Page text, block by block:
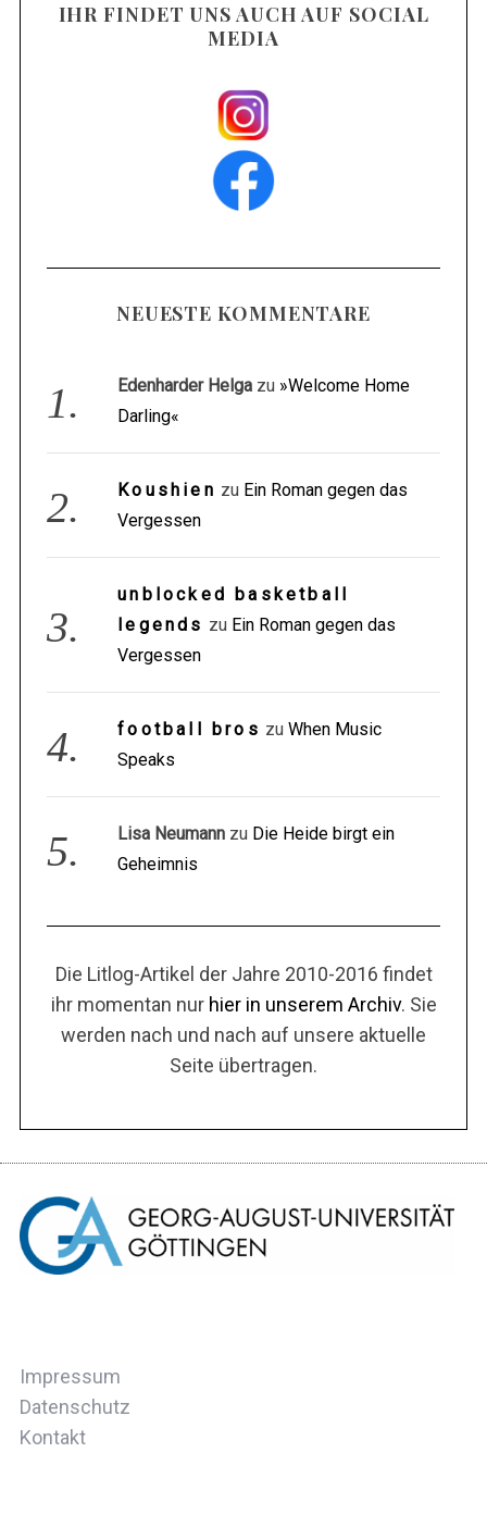
IHR FINDET UNS AUCH AUF SOCIAL
MEDIA
NEUESTE KOMMENTARE
Edenharder Helga zu »Welcome Home
Darling«
Koushien zu Ein Roman gegen das
Vergessen
unblocked basketball
legends zu Ein Roman gegen das
Vergessen
football bros zu When Music
Speaks
Lisa Neumann zu Die Heide birgt ein
Geheimnis
Die Litlog-Artikel der Jahre 2010-2016 findet
ihr momentan nur hier in unserem Archiv. Sie
werden nach und nach auf unsere aktuelle
Seite übertragen.
Impressum
Datenschutz
Kontakt